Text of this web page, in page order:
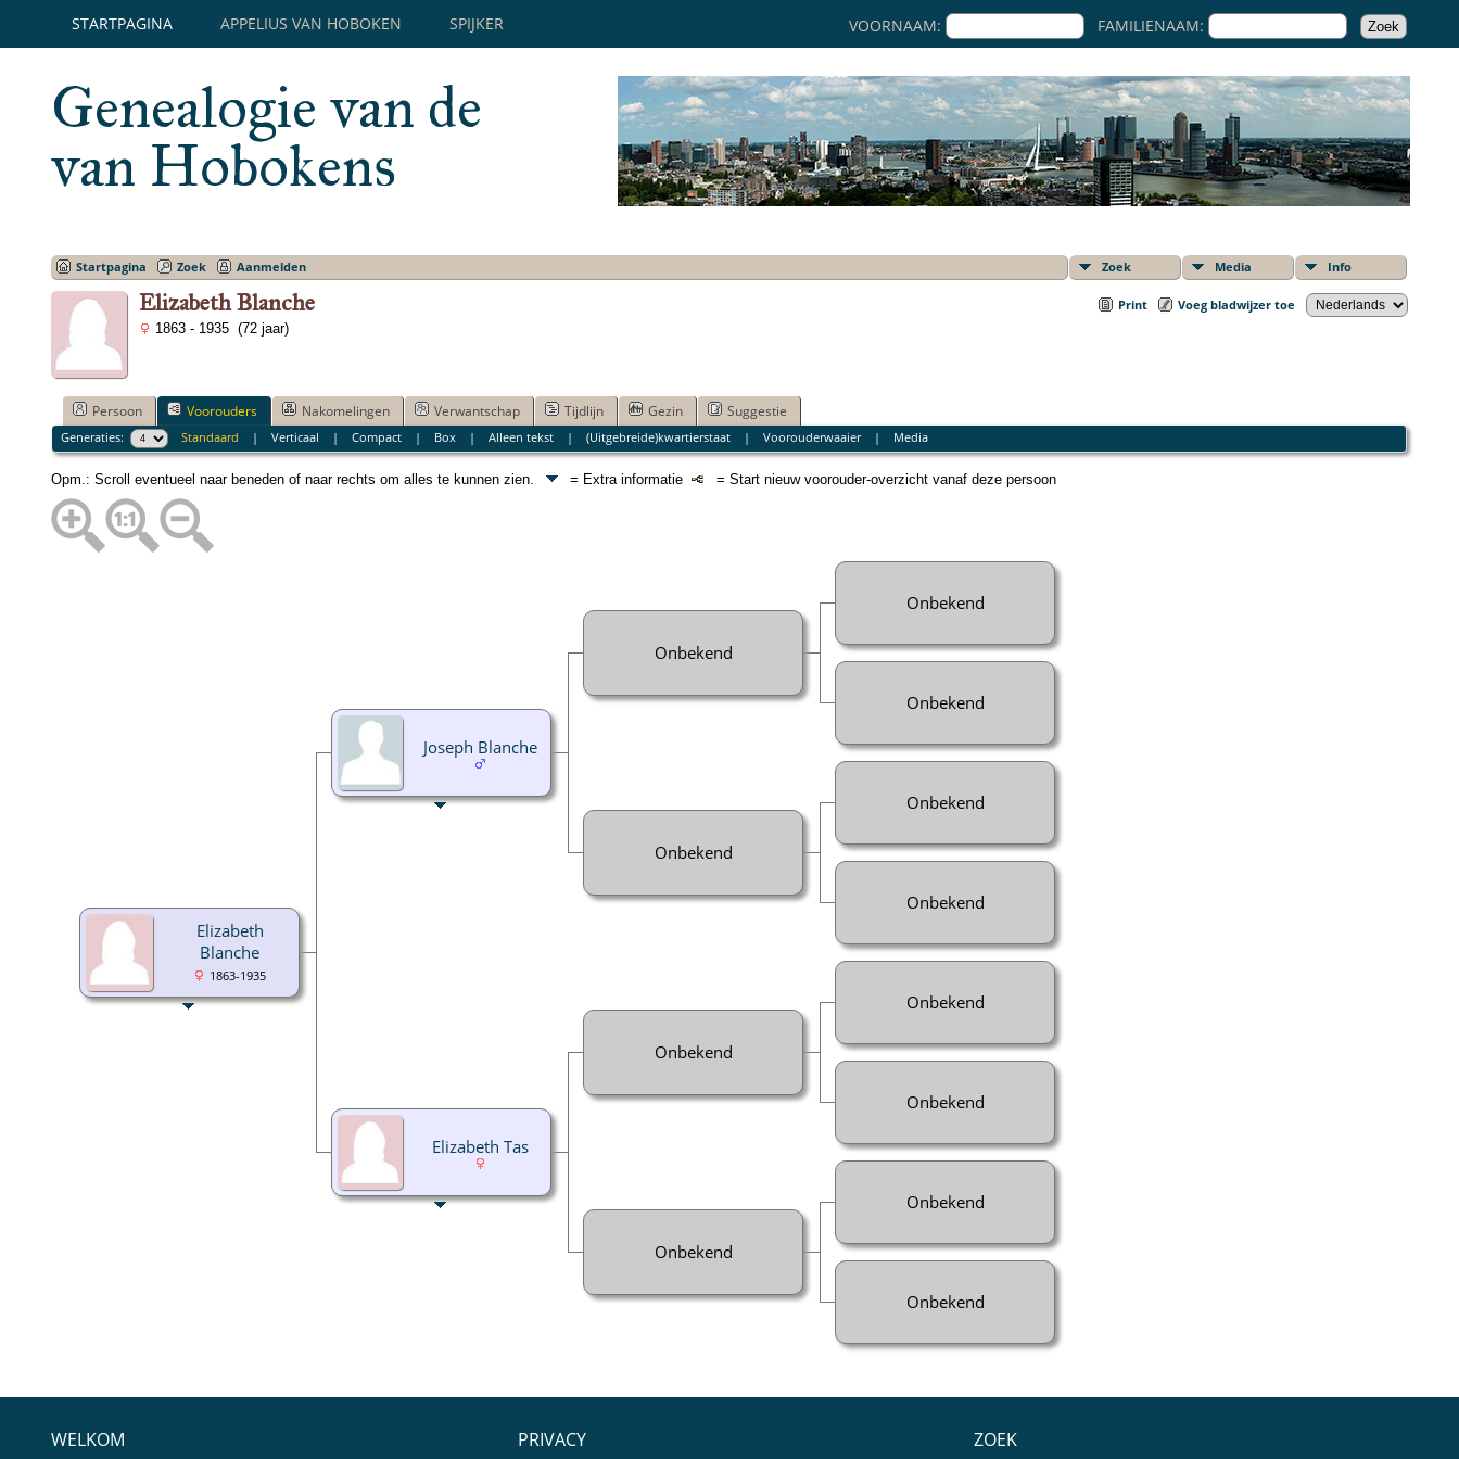
STARTPAGINA APPELIUS VAN HOBOKEN SPIJKER VOORNAAM: FAMILIENAAM:
Genealogie van de
van Hobokens
Zoek Media Info
Startpagina Zoek Aanmelden
Print Voeg bladwijzer toe
Elizabeth Blanche
1863 - 1935 (72 jaar)
Persoon Voorouders Nakomelingen Verwantschap Tijdlijn Gezin Suggestie
Generaties: Standaard | Verticaal | Compact| Box| Alleen tekst| (Uitgebreide)kwartierstaat| Voorouderwaaier| Media
Opm.: Scroll eventueel naar beneden of naar rechts om alles te kunnen zien. = Extra informatie = Start nieuw voorouder-overzicht vanaf deze persoon
Elizabeth
Blanche
1863-1935
Joseph Blanche
Onbekend
Onbekend
Onbekend
Onbekend
Onbekend
Onbekend
Elizabeth Tas
Onbekend
Onbekend
Onbekend
Onbekend
Onbekend
Onbekend
WELKOM PRIVACY ZOEK